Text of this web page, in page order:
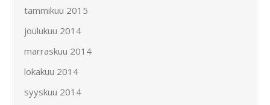
tammikuu 2015
joulukuu 2014
marraskuu 2014
lokakuu 2014
syyskuu 2014